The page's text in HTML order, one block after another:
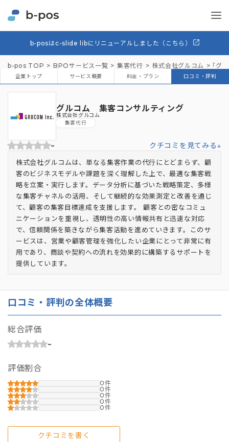
b-posはc-slide libにリニューアルしました（こちら）
b-pos TOP BPOサービス一覧 集客代行 株式会社グルコム 「グ
企業トップ サービス概要 料金・プラン 口コミ・評判
グルコム 集客コンサルティング
株式会社グルコム
集客代行
- クチコミを見てみる↓
株式会社グルコムは、単なる集客作業の代行にとどまらず、顧
客のビジネスモデルや課題を深く理解した上で、最適な集客戦
略を立案・実行します。データ分析に基づいた戦略策定、多様
な集客チャネルの活用、そして継続的な効果測定と改善を通じ
て、顧客の集客目標達成を支援します。 顧客との密なコミュ
ニケーションを重視し、透明性の高い情報共有と迅速な対応
で、信頼関係を築きながら集客活動を進めていきます。このサ
ービスは、営業や顧客管理を強化したい企業にとって非常に有
用であり、商談や契約への流れを効果的に構築するサポートを
提供しています。
口コミ・評判の全体概要
総合評価
-
評価割合
0
0
0
0
0
クチコミを書く